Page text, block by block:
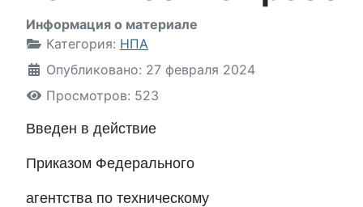
Информация о материале
Категория: НПА
Опубликовано: 27 февраля 2024
Просмотров: 523
Введен в действие
Приказом Федерального
агентства по техническому